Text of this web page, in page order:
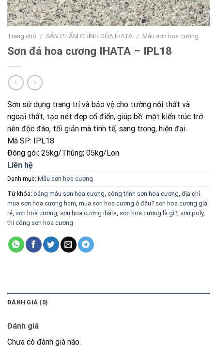
Trang chủ / SẢN PHẨM CHÍNH CỦA IHATA / Mẫu sơn hoa cương
Sơn đá hoa cương IHATA – IPL18
Sơn sử dụng trang trí và bảo vệ cho tường nội thất và
ngoại thất, tạo nét đẹp cổ điển, giúp bề mặt kiến trúc trở
nên độc đáo, tối giản mà tinh tế, sang trọng, hiện đại.
Mã SP: IPL18
Đóng gói: 25kg/Thùng; 05kg/Lon
Liên hệ
Danh mục: Mẫu sơn hoa cương
Từ khóa: bảng màu sơn hoa cương công trình sơn hoa cương địa chỉ
mua sơn hoa cương hcm mua sơn hoa cương ở đâu? sơn hoa cương giá
rẻ sơn hoa cương sơn hoa cương ihata sơn hoa cương là gì? sơn poly,
thi công sơn hoa cương
ĐÁNH GIÁ (0)
Đánh giá
Chưa có đánh giá nào.